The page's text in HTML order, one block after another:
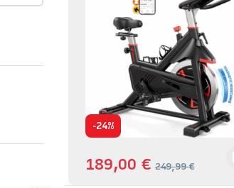
-24%
189,00€ 249,99€